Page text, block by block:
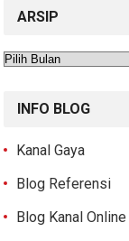
ARSIP
Arsip
INFO BLOG
Kanal Gaya
Blog Referensi
Blog Kanal Online